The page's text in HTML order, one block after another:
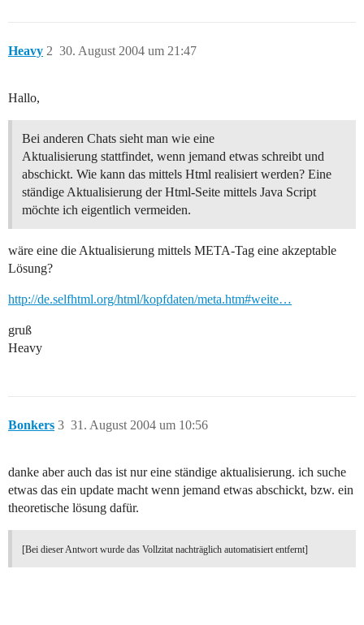
Heavy 30. August 2004 um 21:47
2
Hallo,
Bei anderen Chats sieht man wie eine
Aktualisierung stattfindet, wenn jemand etwas schreibt und
abschickt. Wie kann das mittels Html realisiert werden? Eine
ständige Aktualisierung der Html-Seite mittels Java Script
möchte ich eigentlich vermeiden.
wäre eine die Aktualisierung mittels META-Tag eine akzeptable
Lösung?
http://de.selfhtml.org/html/kopfdaten/meta.htm#weite…
gruß
Heavy
Bonkers 31. August 2004 um 10:56
3
danke aber auch das ist nur eine ständige aktualisierung. ich suche
etwas das ein update macht wenn jemand etwas abschickt, bzw. ein
theoretische lösung dafür.
[Bei dieser Antwort wurde das Vollzitat nachträglich automatisiert entfernt]